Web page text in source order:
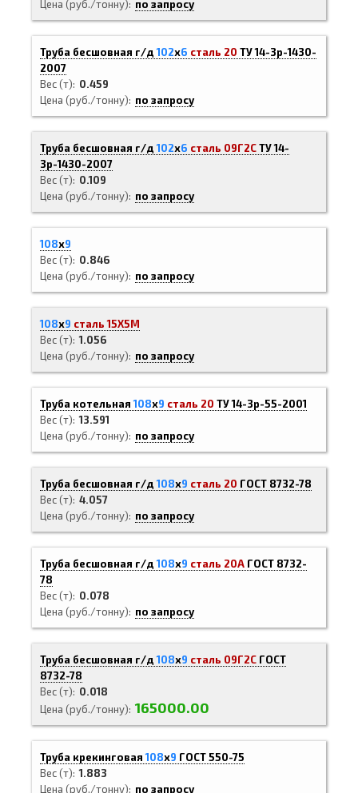
Цена (руб./тонну)
по запросу
Труба бесшовная г/д102х6 сталь 20 ТУ 14-3р-1430-
2007
Вес (т)
0.459
Цена (руб./тонну)
по запросу
Труба бесшовная г/д102х6 сталь 09Г2СТУ 14-
3р-1430-2007
Вес (т)
0.109
Цена (руб./тонну)
по запросу
108х9
Вес (т)
0.846
Цена (руб./тонну)
по запросу
108х9 сталь 15Х5М
Вес (т) 1.056
Цена (руб./тонну)
по запросу
Труба котельная108х9 сталь 20 ТУ 14-3р-55-2001
Вес (т) 13.591
Цена (руб./тонну)
по запросу
Труба бесшовная г/д108х9 сталь 20 ГОСТ 8732-78
Вес (т) 4.057
Цена (руб./тонну)
по запросу
Труба бесшовная г/д108х9 сталь 20А ГОСТ 8732-
78
Вес (т)
0.078
Цена (руб./тонну)
по запросу
Труба бесшовная г/д108х9 сталь 09Г2С ГОСТ
8732-78
Вес (т)
0.018
Цена (руб./тонну) 165000.00
Труба крекинговая108х9 ГОСТ 550-75
Вес (т) 1.883
Цена (руб./тонну)
по запросу